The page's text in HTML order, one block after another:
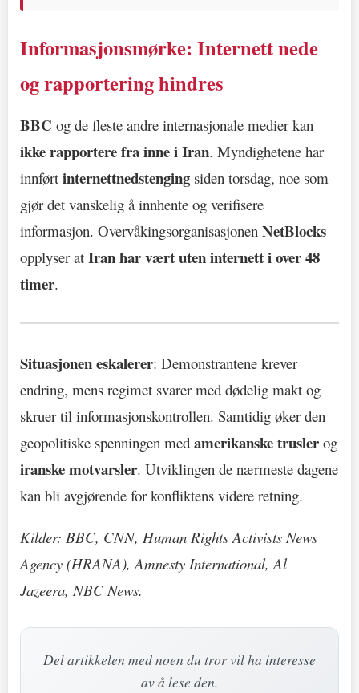
Informasjonsmørke: Internett nede
og rapportering hindres
BBC og de fleste andre internasjonale medier kan
ikke rapportere fra inne i Iran. Myndighetene har
innført internettnedstenging siden torsdag, noe som
gjør det vanskelig å innhente og verifisere
informasjon. Overvåkingsorganisasjonen NetBlocks
opplyser at Iran har vært uten internett i over 48
timer.
Situasjonen eskalerer: Demonstrantene krever
endring, mens regimet svarer med dødelig makt og
skruer til informasjonskontrollen. Samtidig øker den
geopolitiske spenningen med amerikanske trusler og
iranske motvarsler. Utviklingen de nærmeste dagene
kan bli avgjørende for konfliktens videre retning.
Kilder: BBC, CNN, Human Rights Activists News
Agency (HRANA), Amnesty International, Al
Jazeera, NBC News.
Del artikkelen med noen du tror vil ha interesse
av å lese den.